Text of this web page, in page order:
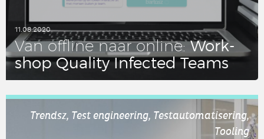
11.08.2020
Van offline naar online:Work­
shop Quality In­fec­ted Teams
LEES DIT ARTIKEL
Trendsz, Test engineering, Testautomatisering,
Tooling